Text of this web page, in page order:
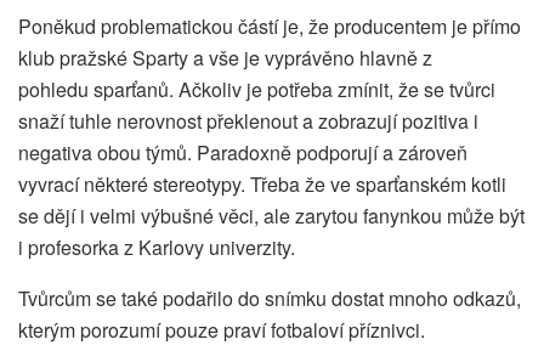
Poněkud problematickou částí je, že producentem je přímo
klub pražské Sparty a vše je vyprávěno hlavně z
pohledu sparťanů. Ačkoliv je potřeba zmínit, že se tvůrci
snaží tuhle nerovnost překlenout a zobrazují pozitiva i
negativa obou týmů. Paradoxně podporují a zároveň
vyvrací některé stereotypy. Třeba že ve sparťanském kotli
se dějí i velmi výbušné věci, ale zarytou fanynkou může být
i profesorka z Karlovy univerzity.
Tvůrcům se také podařilo do snímku dostat mnoho odkazů,
kterým porozumí pouze praví fotbaloví příznivci.